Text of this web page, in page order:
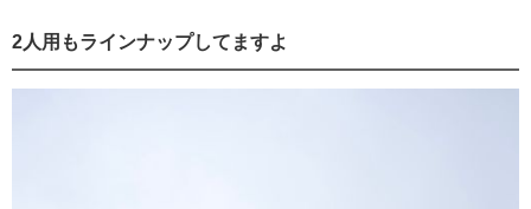
2人用もラインナップしてますよ